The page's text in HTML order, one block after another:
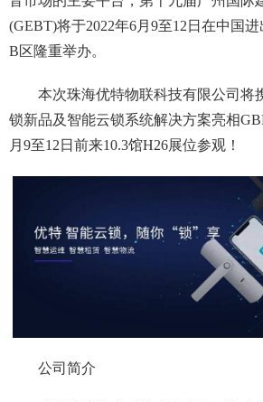
(GEBT)将于2022年6月9至12日在中国
B区隆重举办。
本次珠海优特物联科技有限公司将
锁新品及智能云锁系统解决方案亮相
月9至12日前来10.3馆H26展位参观！
公司简介